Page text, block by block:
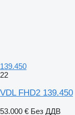
139.450
22
VDL FHD2 139.450
53.000 € Без ДДВ